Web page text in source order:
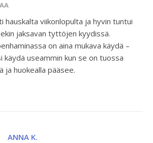
hauskalta viikonlopulta ja hyvin tuntui
jaksavan tyttöjen kyydissä.
on aina mukava käydä –
käydä useammin kun se on tuossa
ja huokealla pääsee.
ANNA K.